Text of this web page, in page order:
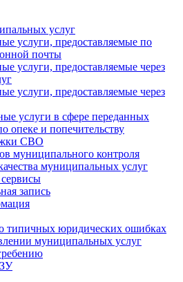
услуг
услуги, предоставляемые по
почты
услуги, предоставляемые через
услуги, предоставляемые через
услуги в сфере переданных
опеке и попечительству
СВО
муниципального контроля
муниципальных услуг
запись
типичных юридических ошибках
муниципальных услуг